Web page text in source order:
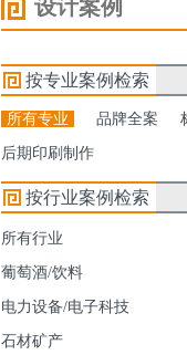
设计案例
按专业案例检索
所有专业 品牌全案
后期印刷制作
按行业案例检索
所有行业
葡萄酒/饮料
电力设备/电子科技
石材矿产